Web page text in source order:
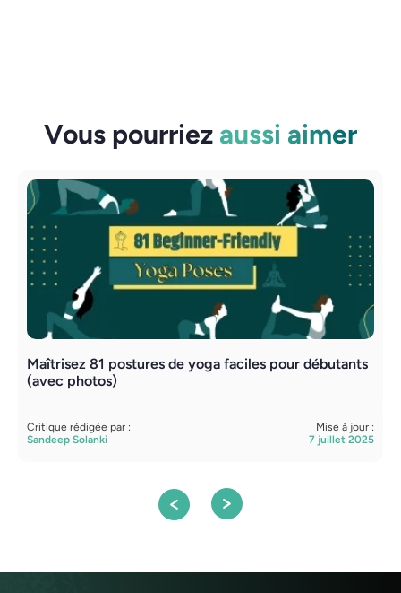
Vous pourriez aussi aimer
Maîtrisez 81 postures de yoga faciles pour débutants
(avec photos)
Critique rédigée par :
Sandeep Solanki
Mise à jour :
7 juillet 2025